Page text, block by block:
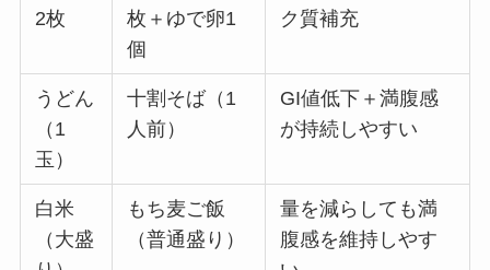
2枚
枚＋ゆで卵1
個
ク質補充
うどん
（1
玉）
十割そば（1
人前）
GI値低下＋満腹感
が持続しやすい
白米
（大盛
もち麦ご飯
（普通盛り）
量を減らしても満
腹感を維持しやす